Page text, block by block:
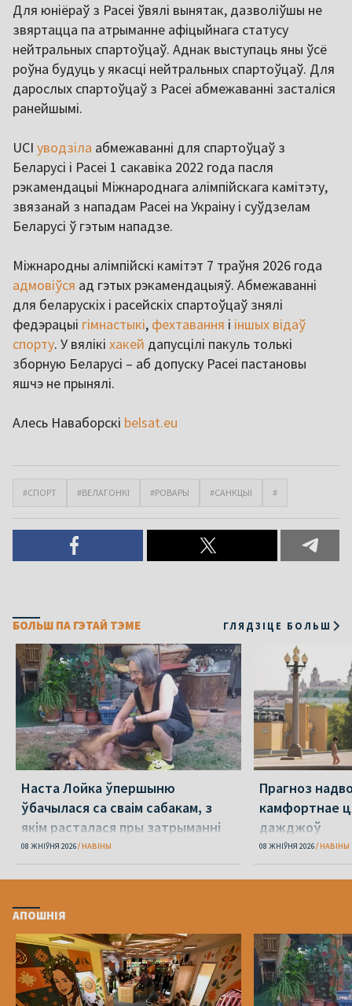
Для юніёраў з Расеі ўвялі вынятак, дазволіўшы не
звяртацца па атрыманне афіцыйнага статусу
нейтральных спартоўцаў. Аднак выступаць яны ўсё
роўна будуць у якасці нейтральных спартоўцаў. Для
дарослых спартоўцаў з Расеі абмежаванні засталіся
ранейшымі.
UCI уводзіла абмежаванні для спартоўцаў з
Беларусі і Расеі 1 сакавіка 2022 года пасля
рэкамендацыі Міжнароднага алімпійскага камітэту,
звязанай з нападам Расеі на Украіну і суўдзелам
Беларусі ў гэтым нападзе.
Міжнародны алімпійскі камітэт 7 траўня 2026 года
адмовіўся ад гэтых рэкамендацыяў. Абмежаванні
для беларускіх і расейскіх спартоўцаў знялі
федэрацыі гімнастыкі, фехтавання і іншых відаў
спорту. У вялікі хакей дапусцілі пакуль толькі
зборную Беларусі – аб допуску Расеі пастановы
яшчэ не прынялі.
Алесь Наваборскі belsat.eu
#СПОРТ #ВЕЛАГОНКІ #РОВАРЫ #САНКЦЫІ #
БОЛЬШ ПА ГЭТАЙ ТЭМЕ ГЛЯДЗІЦЕ БОЛЬШ
Наста Лойка ўпершыню
ўбачылася са сваім сабакам, з
якім расталася пры затрыманні
амаль 4 гады таму
08 ЖНІЎНЯ 2026 НАВІНЫ
Прагноз
камфортнае
дажджоў
08 ЖНІЎНЯ 2026 НАВІНЫ
АПОШНІЯ